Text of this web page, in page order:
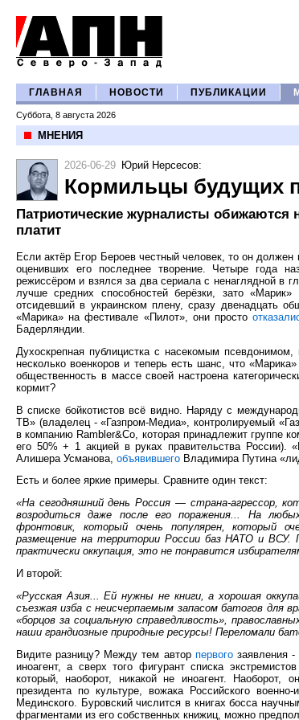
ГЛАВНАЯ НОВОСТИ ПУБЛИКАЦИИ
Суббота, 8 августа 2026
МНЕНИЯ
2026-06-29 Юрий Нерсесов:
Кормильцы будущих
Патриотические журналисты
платит
Если актёр Егор Бероев честный человек, то он
оценивших его последнее творение. Четыре года
режиссёром и взялся за два сериала с ненаглядной в
лучше средних способностей берёзки, зато
отсидевший в украинском плену, сразу двенадцать
«Марика» на фестивале «Пилот», они просто
Бадерляндии.
Духоскрепная публицистка с насекомым
несколько военкоров и теперь есть шанс, что
общественность в массе своей настроена
кормит?
В списке бойкотистов всё видно. Наряду с
ТВ» (владелец - «Газпром-Медиа», контролируемый
в компанию Rambler&Co, которая принадлежит группе
его 50% + 1 акцией в руках правительства России).
Алишера Усманова, объявившего Владимира Путина
Есть и более яркие примеры. Сравните один текст:
«На сегодняшний день Россия — страна-агрессор,
возродиться даже после его поражения... На
фронтовик, который очень популярен, который
размещение на территории России баз НАТО и ВСУ.
практически оккупация, это не понравится
И второй:
«Русская Азия... Ей нужны не книги, а хорошая
съезжая изба с неисчерпаемым запасом батогов для
«борцов за социальную справедливость»,
наши грандиозные природные ресурсы! Переломали
Видите разницу? Между тем автор первогозаявления -
иноагент, а сверх того фигурант списка
который, наоборот, никакой не иноагент. Наоборот,
президента по культуре, вожака Российского
Мединского. Буровский числится в книгах босса
фрагментами из его собственных книжиц, можно